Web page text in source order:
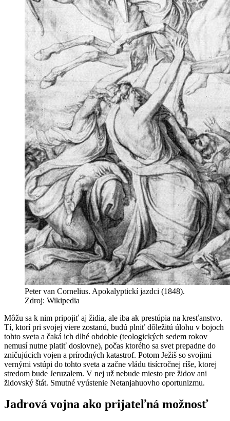
Peter van Cornelius. Apokalyptickí jazdci (1848).
Zdroj: Wikipedia
Môžu sa k nim pripojiť aj židia, ale iba ak prestúpia na kresťanstvo.
Tí, ktorí pri svojej viere zostanú, budú plniť dôležitú úlohu v bojoch
tohto sveta a čaká ich dlhé obdobie (teologických sedem rokov
nemusí nutne platiť doslovne), počas ktorého sa svet prepadne do
zničujúcich vojen a prírodných katastrof. Potom Ježiš so svojimi
vernými vstúpi do tohto sveta a začne vládu tisícročnej ríše, ktorej
stredom bude Jeruzalem. V nej už nebude miesto pre židov ani
židovský štát. Smutné vyústenie Netanjahuovho oportunizmu.
Jadrová vojna ako prijateľná možnosť